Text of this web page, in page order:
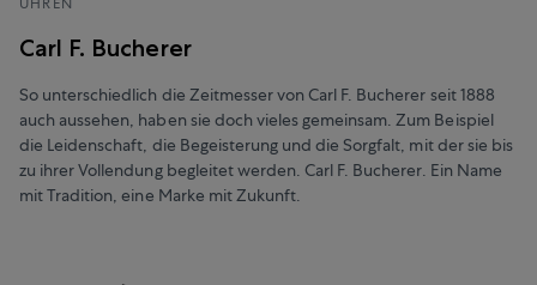
Carl F. Bucherer
So unterschiedlich die Zeitmesser von Carl F. Bucherer seit 1888
auch aussehen, haben sie doch vieles gemeinsam. Zum Beispiel
die Leidenschaft, die Begeisterung und die Sorgfalt, mit der sie bis
zu ihrer Vollendung begleitet werden. Carl F. Bucherer. Ein Name
mit Tradition, eine Marke mit Zukunft.